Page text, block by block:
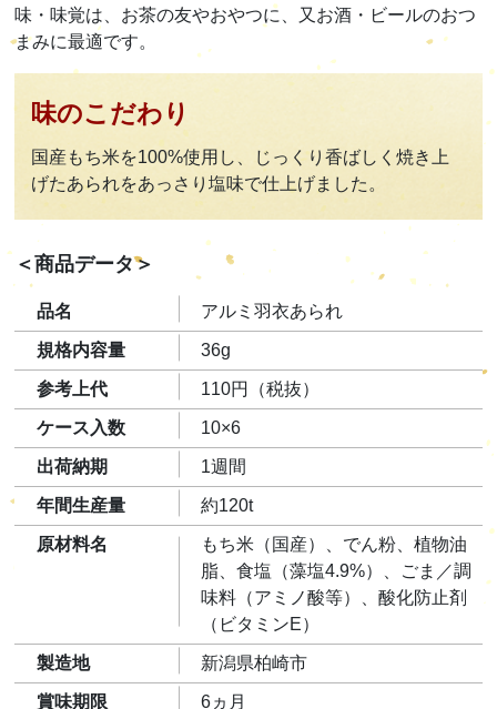
味・味覚は、お茶の友やおやつに、又お酒・ビールのおつ
まみに最適です。
味のこだわり
国産もち米を100%使用し、じっくり香ばしく焼き上
げたあられをあっさり塩味で仕上げました。
＜商品データ＞
品名 アルミ羽衣あられ
規格内容量 36g
参考上代 110円（税抜）
ケース入数 10×6
出荷納期 1週間
年間生産量 約120t
原材料名
もち米（国産）、でん粉、植物油
脂、食塩（藻塩4.9%）、ごま／調
味料（アミノ酸等）、酸化防止剤
（ビタミンE）
製造地 新潟県柏崎市
賞味期限 6ヵ月